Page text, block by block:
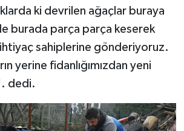
ki devrilen ağaçlar buraya
burada parça parça keserek
sahiplerine gönderiyoruz.
yerine fidanlığımızdan yeni
dedi.